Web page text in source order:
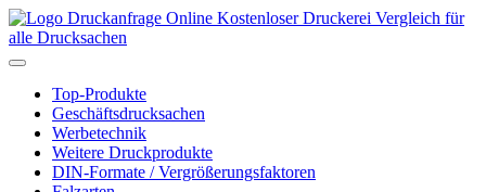
Kostenloser Druckerei Vergleich für
alle Drucksachen
Toggle
navigationTop-Produkte
Geschäftsdrucksachen
Werbetechnik
Weitere Druckprodukte
DIN-Formate / Vergrößerungsfaktoren